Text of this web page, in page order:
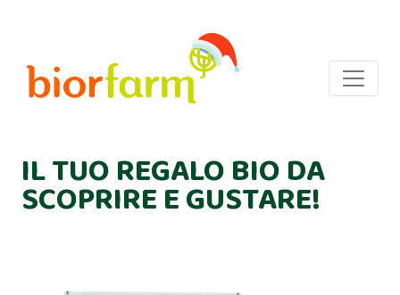
IL TUO REGALO BIO DA
SCOPRIRE E GUSTARE!